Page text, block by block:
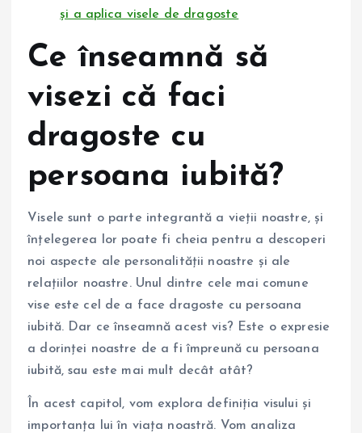
și a aplica visele de dragoste
Ce înseamnă să
visezi că faci
dragoste cu
persoana iubită?
Visele sunt o parte integrantă a vieții noastre, și
înțelegerea lor poate fi cheia pentru a descoperi
noi aspecte ale personalității noastre și ale
relațiilor noastre. Unul dintre cele mai comune
vise este cel de a face dragoste cu persoana
iubită. Dar ce înseamnă acest vis? Este o expresie
a dorinței noastre de a fi împreună cu persoana
iubită, sau este mai mult decât atât?
În acest capitol, vom explora definiția visului și
importanța lui în viața noastră. Vom analiza